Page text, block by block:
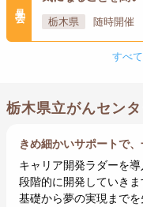
栃木県 随時開催
すべ
栃木県立がんセン
きめ細かいサポートで
キャリア開発ラダーを
段階的に開発していき
基礎から夢の実現まで